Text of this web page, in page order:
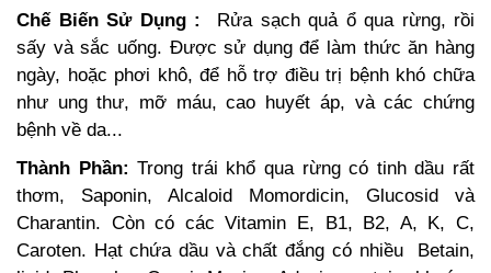
Chế Biến Sử Dụng :
Rửa sạch quả ổ qua rừng, rồi
sấy và sắc uống. Được sử dụng để làm thức ăn hàng
ngày, hoặc phơi khô, để hỗ trợ điều trị bệnh khó chữa
như ung thư, mỡ máu, cao huyết áp, và các chứng
bệnh về da...
Thành Phần: Trong trái khổ qua rừng có tinh dầu rất
thơm, Saponin, Alcaloid Momordicin, Glucosid và
Charantin. Còn có các Vitamin E, B1, B2, A, K, C,
Caroten. Hạt chứa dầu và chất đắng có nhiều Betain,